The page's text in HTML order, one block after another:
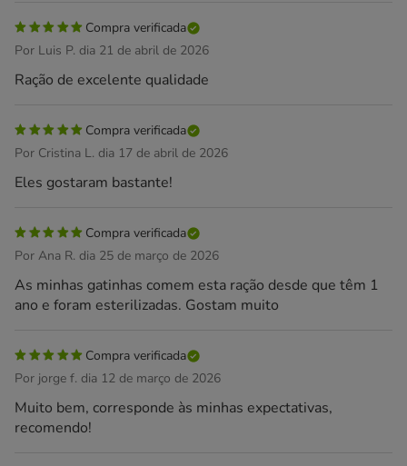
Compra verificada
Por Luis P. dia 21 de abril de 2026
Ração de excelente qualidade
Compra verificada
Por Cristina L. dia 17 de abril de 2026
Eles gostaram bastante!
Compra verificada
Por Ana R. dia 25 de março de 2026
As minhas gatinhas comem esta ração desde que têm 1
ano e foram esterilizadas. Gostam muito
Compra verificada
Por jorge f. dia 12 de março de 2026
Muito bem, corresponde às minhas expectativas,
recomendo!